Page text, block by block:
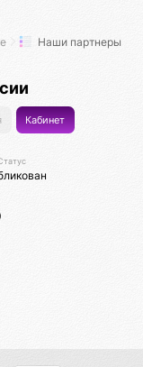
Наши партнеры
Кабинет